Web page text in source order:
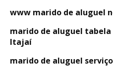
www marido de aluguel
marido de aluguel tabela
Itajaí
marido de aluguel